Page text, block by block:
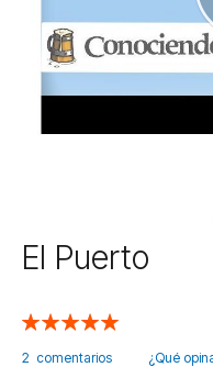
Saltar
al
de
la
galería
El Puerto
Valoración:
2 comentarios ¿Qué